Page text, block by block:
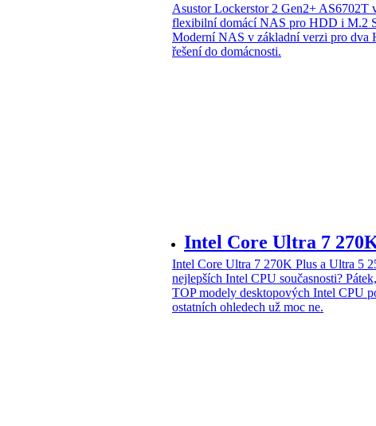
Asustor Lockerstor 2 Gen2+
flexibilní domácí NAS pro HDD i M.2
Moderní NAS v základní verzi pro dva
řešení do domácnosti.
Intel Core Ultra 7
Intel Core Ultra 7 270K Plus a Ultra 5
nejlepších Intel CPU současnosti?
TOP modely desktopových Intel CPU
ostatních ohledech už moc ne.